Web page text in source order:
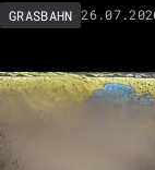
GRASBAHN